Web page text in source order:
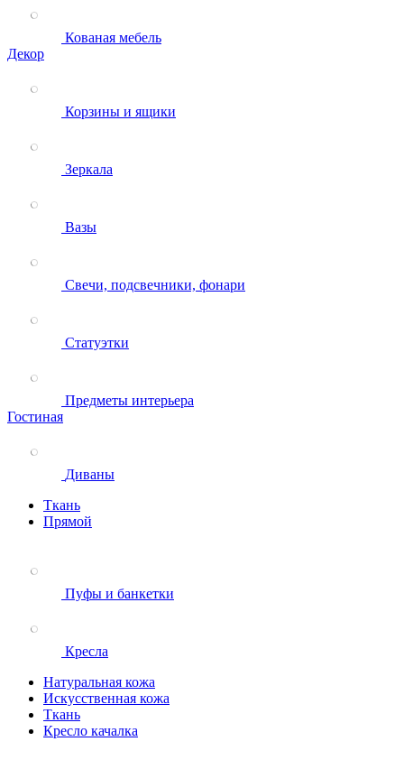
Кованая мебель
Декор
Корзины и ящики
Зеркала
Вазы
Свечи, подсвечники, фонари
Статуэтки
Предметы интерьера
Гостиная
Диваны
Ткань
Прямой
Пуфы и банкетки
Кресла
Натуральная кожа
Искусственная кожа
Ткань
Кресло качалка